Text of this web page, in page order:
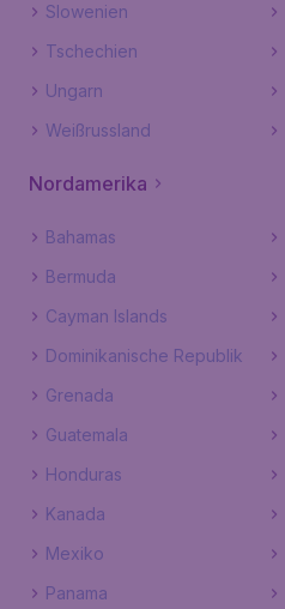
Slowenien
Tschechien
Ungarn
Weißrussland
Nordamerika
Bahamas
Bermuda
Cayman Islands
Dominikanische Republik
Grenada
Guatemala
Honduras
Kanada
Mexiko
Panama